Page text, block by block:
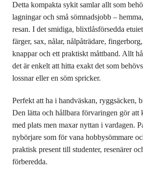
Detta kompakta sykit samlar allt som
lagningar och små sömnadsjobb –
resan. I det smidiga, blixtlåsförsedda
färger, sax, nålar, nålpåträdare,
knappar och ett praktiskt måttband. Allt
det är enkelt att hitta exakt det som
lossnar eller en söm spricker.
Perfekt att ha i handväskan, ryggsäcken,
Den lätta och hållbara förvaringen gör att
med plats men maxar nyttan i vardagen.
nybörjare som för vana hobbysömmare
praktisk present till studenter, resenärer
förberedda.